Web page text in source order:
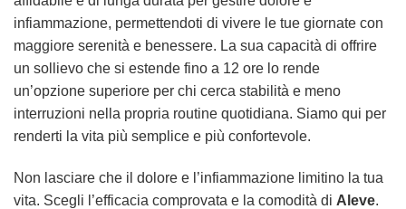
infiammazione, permettendoti di vivere le tue giornate con
maggiore serenità e benessere. La sua capacità di offrire
un sollievo che si estende fino a 12 ore lo rende
un’opzione superiore per chi cerca stabilità e meno
interruzioni nella propria routine quotidiana. Siamo qui per
renderti la vita più semplice e più confortevole.
Non lasciare che il dolore e l’infiammazione limitino la tua
vita. Scegli l’efficacia comprovata e la comodità di Aleve.